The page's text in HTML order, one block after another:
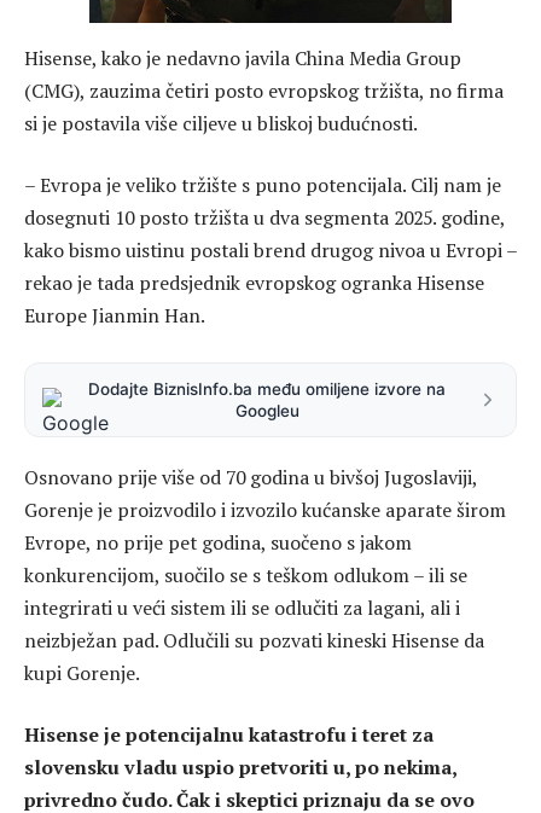
Hisense, kako je nedavno javila China Media Group
(CMG), zauzima četiri posto evropskog tržišta, no firma
si je postavila više ciljeve u bliskoj budućnosti.
– Evropa je veliko tržište s puno potencijala. Cilj nam je
dosegnuti 10 posto tržišta u dva segmenta 2025. godine,
kako bismo uistinu postali brend drugog nivoa u Evropi –
rekao je tada predsjednik evropskog ogranka Hisense
Europe Jianmin Han.
Dodajte BiznisInfo.ba među omiljene izvore na
Googleu
Osnovano prije više od 70 godina u bivšoj Jugoslaviji,
Gorenje je proizvodilo i izvozilo kućanske aparate širom
Evrope, no prije pet godina, suočeno s jakom
konkurencijom, suočilo se s teškom odlukom – ili se
integrirati u veći sistem ili se odlučiti za lagani, ali i
neizbježan pad. Odlučili su pozvati kineski Hisense da
kupi Gorenje.
Hisense je potencijalnu katastrofu i teret za
slovensku vladu uspio pretvoriti u, po nekima,
privredno čudo. Čak i skeptici priznaju da se ovo